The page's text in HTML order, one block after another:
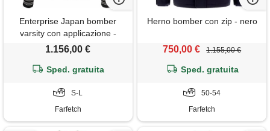
Enterprise Japan bomber
varsity con applicazione -
nero
1.156,00 €
Sped. gratuita
S-L
Farfetch
Herno bomber con zip - nero
750,00 € 1.155,00 €
Sped. gratuita
50-54
Farfetch